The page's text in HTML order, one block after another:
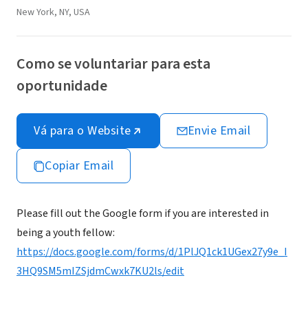
New York, NY, USA
Como se voluntariar para esta
oportunidade
Vá para o Website Envie Email
Copiar Email
Please fill out the Google form if you are interested in
being a youth fellow:
https://docs.google.com/forms/d/1PlJQ1ck1UGex27y9e_I
3HQ9SM5mIZSjdmCwxk7KU2ls/edit